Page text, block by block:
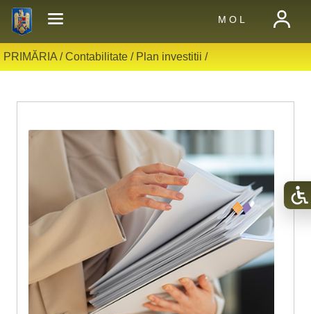
M O L
PRIMĂRIA /Contabilitate/ Plan investitii /